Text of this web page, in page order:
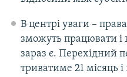
В центрі уваги –
зможуть працювати і
зараз є. Перехідний
триватиме 21 місяць